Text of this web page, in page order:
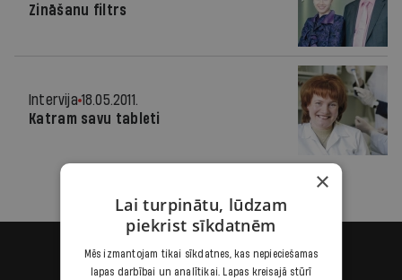
Zināšanu filtrs
Intervija 18.05.2011.
Katram savu tableti
×
Lai turpinātu, lūdzam
piekrist sīkdatnēm
Mēs izmantojam tikai sīkdatnes, kas nepieciešamas
lapas darbībai un analītikai. Lapas kreisajā stūrī